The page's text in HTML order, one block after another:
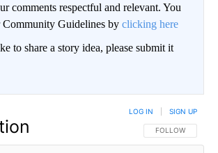
comments respectful and relevant. You
Community Guidelines by clicking here
to share a story idea, please submit it
FOLLOW THIS
FOLLOW
LOG IN SIGN UP